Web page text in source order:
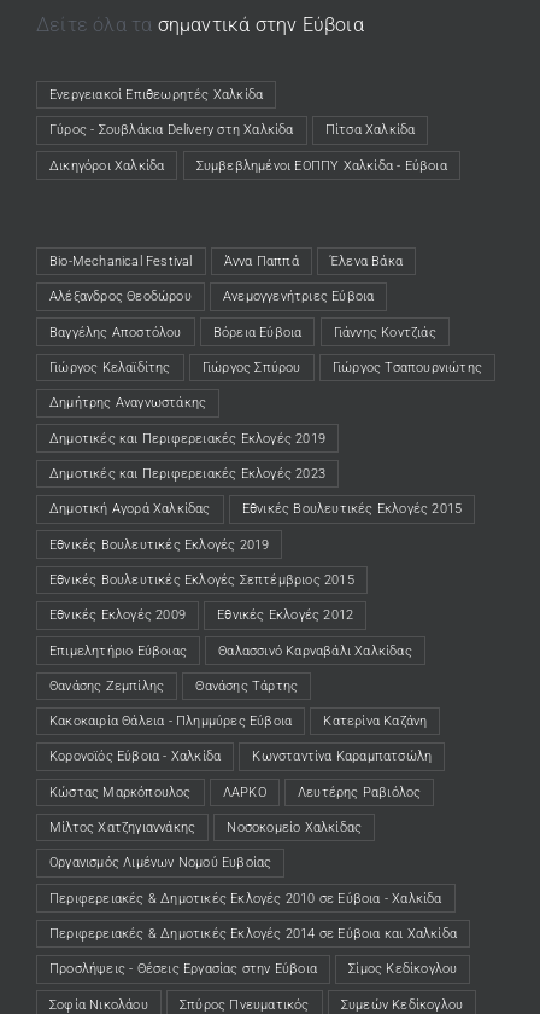
Δείτε όλα τα σημαντικά στην Εύβοια
Ενεργειακοί Επιθεωρητές Χαλκίδα
(opens in a new tab)
Γύρος - Σουβλάκια Delivery στη Χαλκίδα
(opens in a new tab) Πίτσα Χαλκίδα
(opens in a new tab)
Δικηγόροι Χαλκίδα
(opens in a new tab) Συμβεβλημένοι ΕΟΠΠΥ Χαλκίδα - Εύβοια
(opens in a new tab)
Bio-Mechanical Festival Άννα Παππά Έλενα Βάκα
Αλέξανδρος Θεοδώρου Ανεμογγενήτριες Εύβοια
Βαγγέλης Αποστόλου Βόρεια Εύβοια Γιάννης Κοντζιάς
Γιώργος Κελαϊδίτης Γιώργος Σπύρου Γιώργος Τσαπουρνιώτης
Δημήτρης Αναγνωστάκης
Δημοτικές και Περιφερειακές Εκλογές 2019
Δημοτικές και Περιφερειακές Εκλογές 2023
Δημοτική Αγορά Χαλκίδας Εθνικές Βουλευτικές Εκλογές 2015
Εθνικές Βουλευτικές Εκλογές 2019
Εθνικές Βουλευτικές Εκλογές Σεπτέμβριος 2015
Εθνικές Εκλογές 2009 Εθνικές Εκλογές 2012
Επιμελητήριο Εύβοιας Θαλασσινό Καρναβάλι Χαλκίδας
Θανάσης Ζεμπίλης Θανάσης Τάρτης
Κακοκαιρία Θάλεια - Πλημμύρες Εύβοια Κατερίνα Καζάνη
Κορονοϊός Εύβοια - Χαλκίδα Κωνσταντίνα Καραμπατσώλη
Κώστας Μαρκόπουλος ΛΑΡΚΟ Λευτέρης Ραβιόλος
Μίλτος Χατζηγιαννάκης Νοσοκομείο Χαλκίδας
Οργανισμός Λιμένων Νομού Ευβοίας
Περιφερειακές & Δημοτικές Εκλογές 2010 σε Εύβοια - Χαλκίδα
Περιφερειακές & Δημοτικές Εκλογές 2014 σε Εύβοια και Χαλκίδα
Προσλήψεις - Θέσεις Εργασίας στην Εύβοια Σίμος Κεδίκογλου
Σοφία Νικολάου Σπύρος Πνευματικός Συμεών Κεδίκογλου